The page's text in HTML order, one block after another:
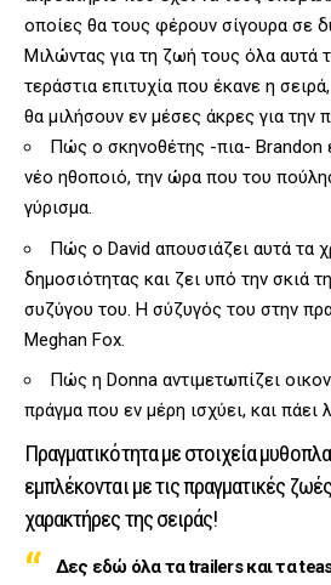
οποίες θα τους φέρουν σίγουρα σε
Μιλώντας για τη ζωή τους όλα αυτά
τεράστια επιτυχία που έκανε η
θα μιλήσουν εν μέσες άκρες για την
Πώς ο σκηνοθέτης -πια- Brandon
νέο ηθοποιό, την ώρα που του
γύρισμα.
Πώς ο David απουσιάζει αυτά τα
δημοσιότητας και ζει υπό την σκιά
συζύγου του. Η σύζυγός του στην
Meghan Fox.
Πώς η Donna αντιμετωπίζει
πράγμα που εν μέρη ισχύει, και πάει
Πραγματικότητα με στοιχεία
εμπλέκονται με τις πραγματικές
χαρακτήρες της σειράς!
Δες εδώ όλα τα trailers και τα